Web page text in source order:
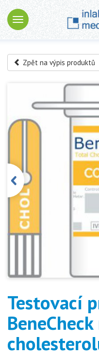
Zpět na výpis produktů
Testovací